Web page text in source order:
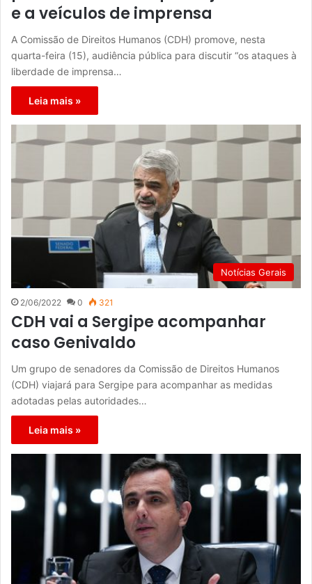
e a veículos de imprensa
A Comissão de Direitos Humanos (CDH) promove, nesta
quarta-feira (15), audiência pública para discutir “os ataques à
liberdade de imprensa…
Leia mais »
Notícias Gerais
2/06/2022 0 321
CDH vai a Sergipe acompanhar
caso Genivaldo
Um grupo de senadores da Comissão de Direitos Humanos
(CDH) viajará para Sergipe para acompanhar as medidas
adotadas pelas autoridades…
Leia mais »